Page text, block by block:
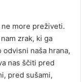
more preživeti.
zrak, ki ga
naša hrana,
nas ščiti pred
pred sušami,